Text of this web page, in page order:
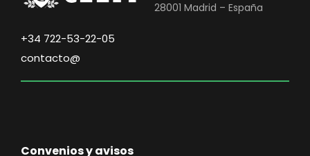
28001 Madrid – España
+34 722-53-22-05
contacto@
Convenios y avisos